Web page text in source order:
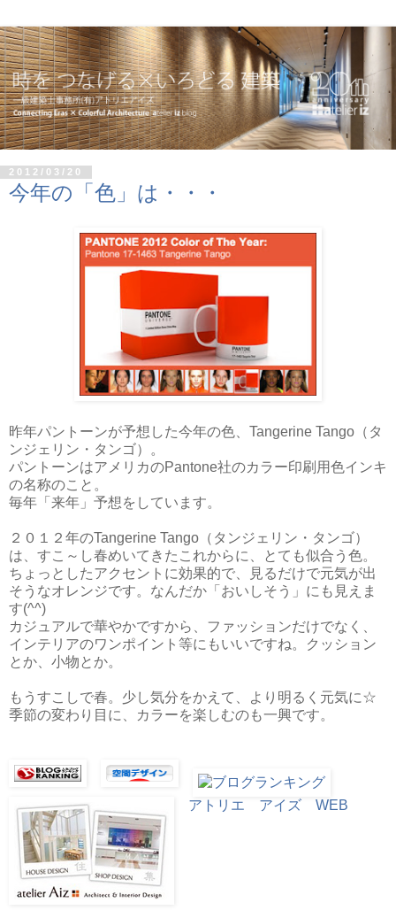
2012/03/20
今年の「色」は・・・
昨年パントーンが予想した今年の色、Tangerine Tango（タ
ンジェリン・タンゴ）。
パントーンはアメリカのPantone社のカラー印刷用色インキ
の名称のこと。
毎年「来年」予想をしています。
２０１２年のTangerine Tango（タンジェリン・タンゴ）
は、すこ～し春めいてきたこれからに、とても似合う色。
ちょっとしたアクセントに効果的で、見るだけで元気が出
そうなオレンジです。なんだか「おいしそう」にも見えま
す(^^)
カジュアルで華やかですから、ファッションだけでなく、
インテリアのワンポイント等にもいいですね。クッション
とか、小物とか。
もうすこしで春。少し気分をかえて、より明るく元気に☆
季節の変わり目に、カラーを楽しむのも一興です。
アトリエ アイズ WEB